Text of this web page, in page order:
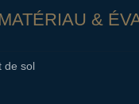
&
de sol